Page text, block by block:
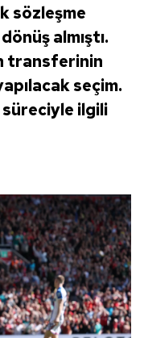
sözleşme
almıştı.
transferinin
seçim.
süreciyle ilgili